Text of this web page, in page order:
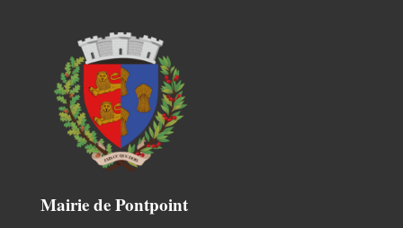
Mairie de Pontpoint